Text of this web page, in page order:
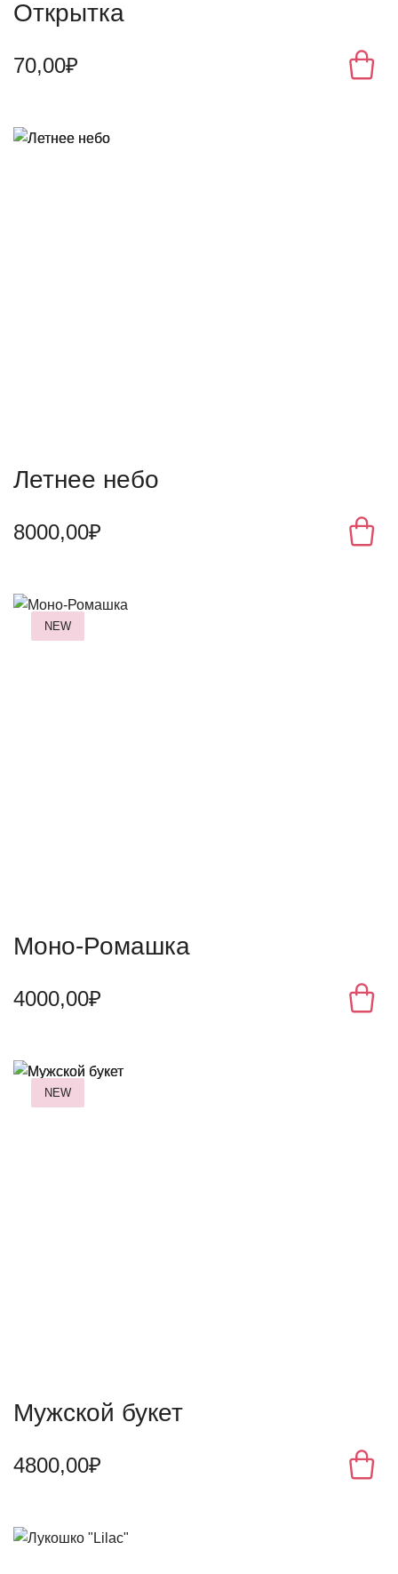
Открытка
70,00₽
Летнее небо
8000,00₽
NEW
Моно-Ромашка
4000,00₽
NEW
Мужской букет
4800,00₽